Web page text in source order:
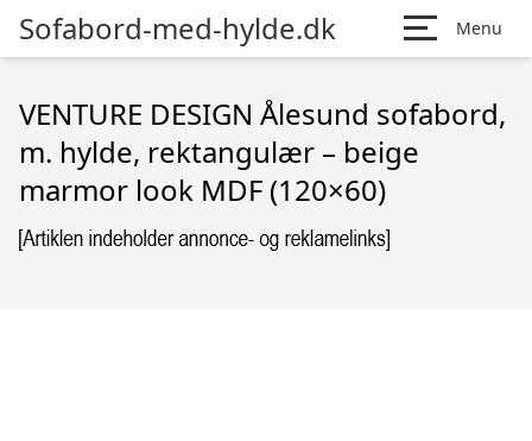
Sofabord-med-hylde.dk Menu
VENTURE DESIGN Ålesund sofabord,
m. hylde, rektangulær – beige
marmor look MDF (120×60)